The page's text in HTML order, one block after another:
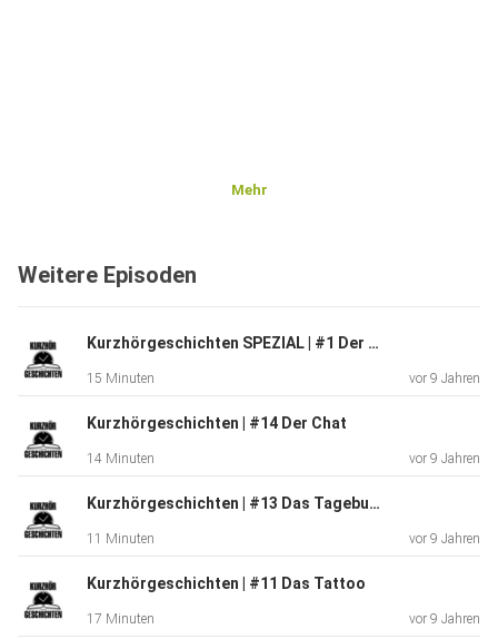
Mehr
Weitere Episoden
Kurzhörgeschichten SPEZIAL | #1 Der Lauschkurz
15 Minuten vor 9 Jahren
Kurzhörgeschichten | #14 Der Chat
14 Minuten vor 9 Jahren
Kurzhörgeschichten | #13 Das Tagebuch
11 Minuten vor 9 Jahren
Kurzhörgeschichten | #11 Das Tattoo
17 Minuten vor 9 Jahren